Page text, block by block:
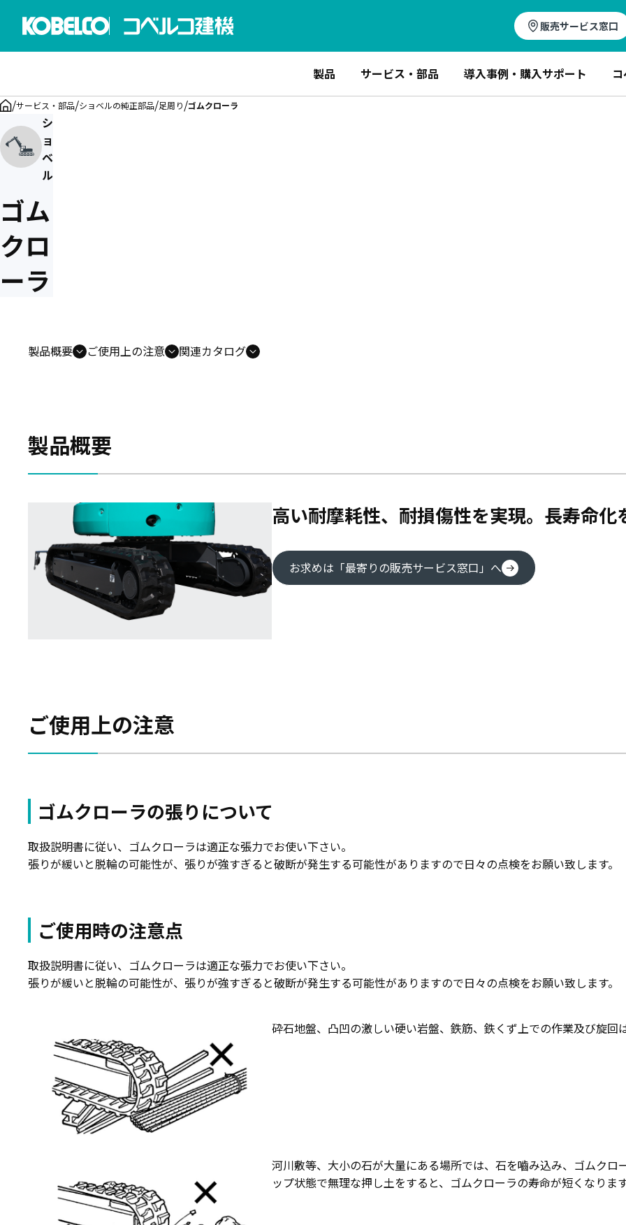
販売サービス窓口
製品 サービス・部品 導入事例・購入サポート
/サービス・部品/ショベルの純正部品/足周り/ゴムクローラ
シ
ョ
ベ
ル
ゴム
クロ
ーラ
製品概要 ご使用上の注意 関連カタログ
製品概要 ご使用上の注意 関連カタログ
製品概要
高い耐摩耗性、耐損傷性を実現。長寿命化
お求めは「最寄りの販売サービス窓口」へ
ご使用上の注意
ゴムクローラの張りについて
取扱説明書に従い、ゴムクローラは適正な張力でお使い下さい。
張りが緩いと脱輪の可能性が、張りが強すぎると破断が発生する可能性がありますので日々の点検をお願い致します。
ご使用時の注意点
取扱説明書に従い、ゴムクローラは適正な張力でお使い下さい。
張りが緩いと脱輪の可能性が、張りが強すぎると破断が発生する可能性がありますので日々の点検をお願い致します。
砕石地盤、凸凹の激しい硬い岩盤、鉄筋、鉄くず上での作業及び旋回
河川敷等、大小の石が大量にある場所では、石を嚙み込み、ゴムク
ップ状態で無理な押し土をすると、ゴムクローラの寿命が短くなりま